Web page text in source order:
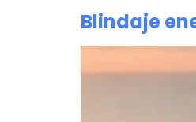
Blindaje